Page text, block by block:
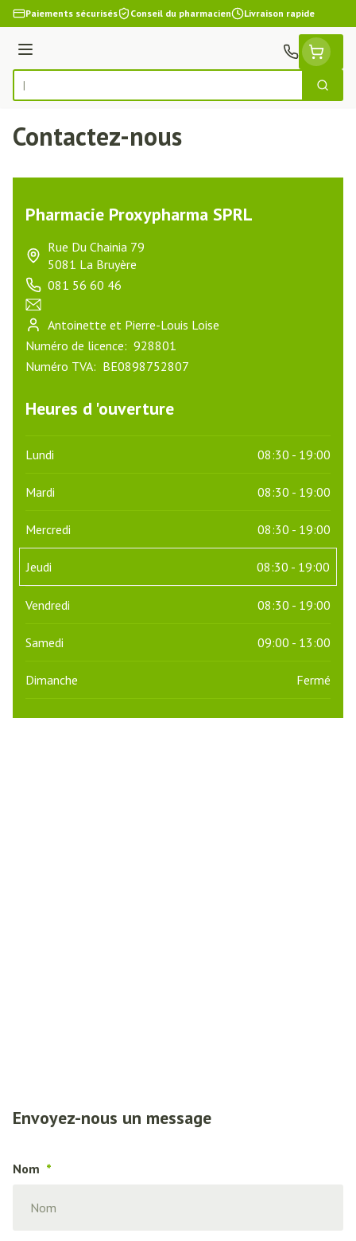
Aller au contenu
Paiements sécurisés Conseil du pharmacien Livraison rapide
Menu
Rechercher
Contactez-nous
Pharmacie Proxypharma SPRL
address
Rue Du Chainia 79
5081 La Bruyère
Téléphone
081 56 60 46
Courriel
Pharmacien responsable
Antoinette et Pierre-Louis Loise
Numéro de licence
Numéro de licence: 928801
Numéro TVA
Numéro TVA: BE0898752807
Heures d 'ouverture
Lundi 08:30 - 19:00
Mardi 08:30 - 19:00
Mercredi 08:30 - 19:00
Jeudi 08:30 - 19:00
Vendredi 08:30 - 19:00
Samedi 09:00 - 13:00
Dimanche Fermé
Envoyez-nous un message
Nom